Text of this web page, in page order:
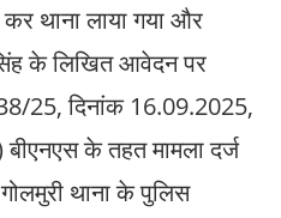
कर थाना लाया गया और
के लिखित आवेदन पर
25, दिनांक 16.09.2025,
के तहत मामला दर्ज
थाना के पुलिस